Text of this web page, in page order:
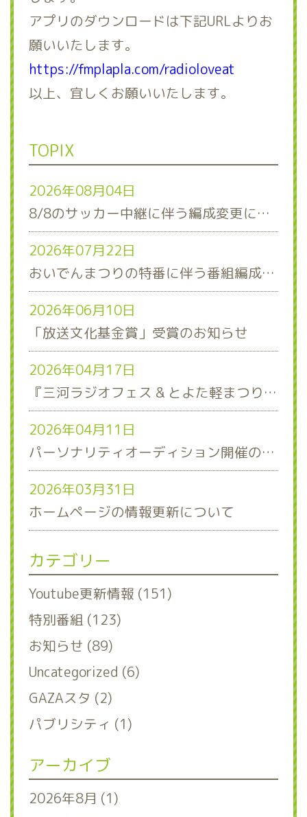
アプリのダウンロードは下記URLよりお
願いいたします。
https://fmplapla.com/radioloveat
以上、宜しくお願いいたします。
TOPIX
2026年08月04日
8/8のサッカー中継に伴う編成変更について
2026年07月22日
おいでんまつりの特番に伴う番組編成について
2026年06月10日
「放送文化基金賞」受賞のお知らせ
2026年04月17日
『三河ラジオフェス & とよた軽まつり』ステージスケジュール発表！
2026年04月11日
パーソナリティオーディション開催のお知らせ
2026年03月31日
ホームページの情報更新について
カテゴリー
Youtube更新情報 (151)
特別番組 (123)
お知らせ (89)
Uncategorized (6)
GAZAスタ (2)
パブリシティ (1)
アーカイブ
2026年8月 (1)